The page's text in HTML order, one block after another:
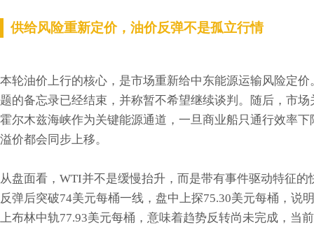
供给风险重新定价，油价反弹不是孤立行情
本轮油价上行的核心，是市场重新给中东能源运输风险定
题的备忘录已经结束，并称暂不希望继续谈判。随后，市
霍尔木兹海峡作为关键能源通道，一旦商业船只通行效率
溢价都会同步上移。
从盘面看，WTI并不是缓慢抬升，而是带有事件驱动特征
反弹后突破74美元每桶一线，盘中上探75.30美元每桶，说
上布林中轨77.93美元每桶，意味着趋势反转尚未完成，当